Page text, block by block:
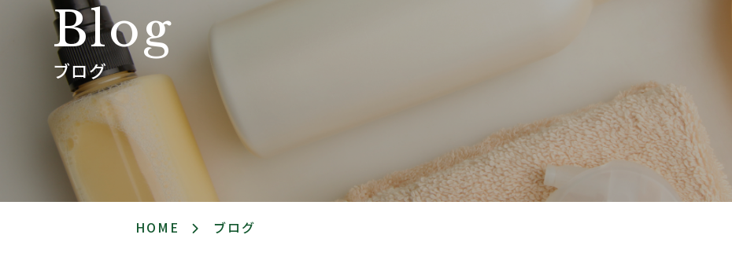
Blog
ブログ
HOME ブログ